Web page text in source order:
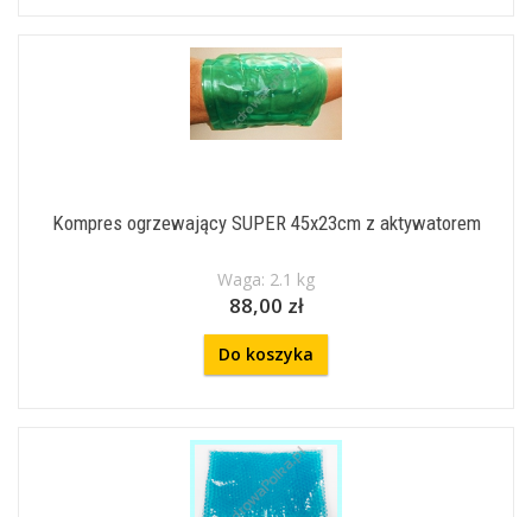
Kompres ogrzewający SUPER 45x23cm z aktywatorem
Waga: 2.1 kg
88,00 zł
Do koszyka